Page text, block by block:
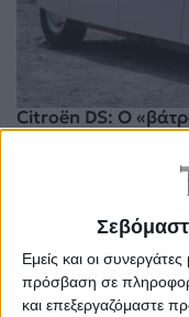
Εμείς και οι
πρόσβαση σε
και επεξεργαζόμαστε
Citroën DS: Ο